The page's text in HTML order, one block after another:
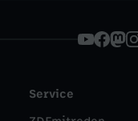
Service